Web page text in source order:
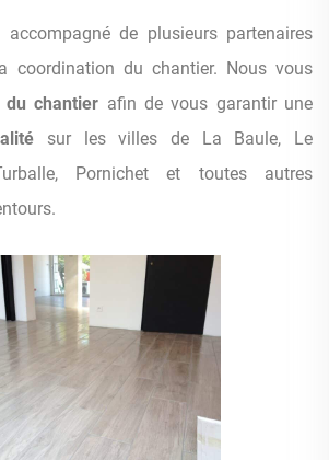
de plusieurs partenaires
coordination du chantier. Nous vous
chantier afin de vous garantir une
sur les villes de La Baule, Le
Pornichet et toutes autres